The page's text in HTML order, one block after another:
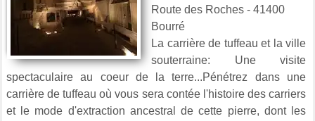
Route des Roches - 41400
Bourré
La carrière de tuffeau et la ville
souterraine: Une visite
spectaculaire au coeur de la terre...Pénétrez dans une
carrière de tuffeau où vous sera contée l'histoire des carriers
et le mode d'extraction ancestral de cette pierre, dont les